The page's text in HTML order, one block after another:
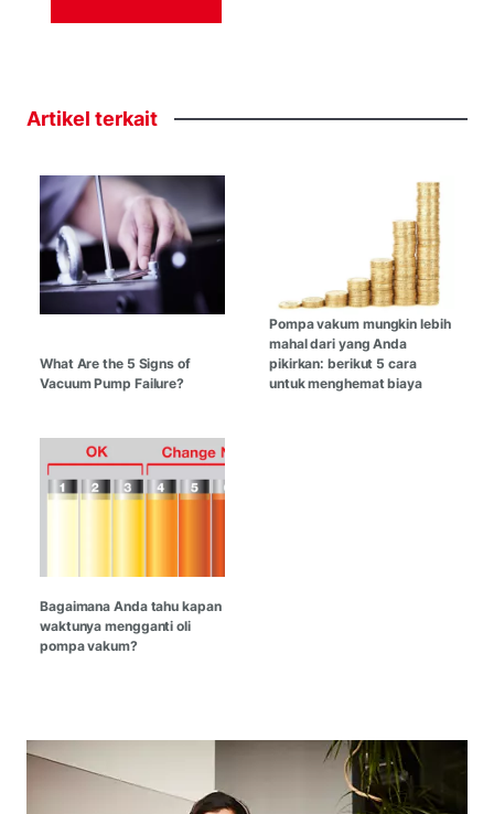
Artikel terkait
What Are the 5 Signs of
Vacuum Pump Failure?
Pompa vakum mungkin lebih
mahal dari yang Anda
pikirkan: berikut 5 cara
untuk menghemat biaya
Bagaimana Anda tahu kapan
waktunya mengganti oli
pompa vakum?